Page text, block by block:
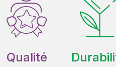
Qualité